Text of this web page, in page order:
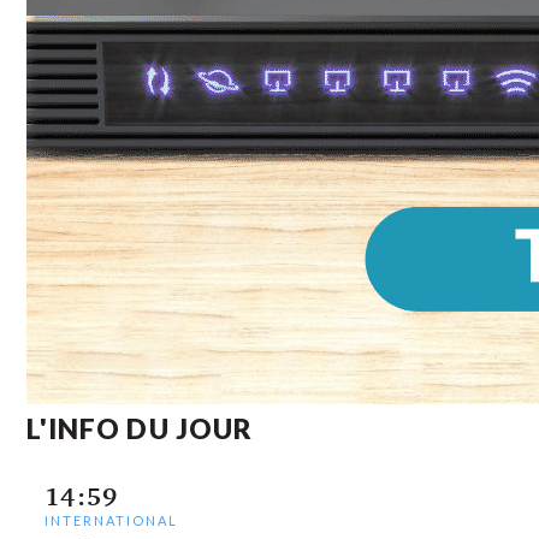
L'INFO DU JOUR
14:59
INTERNATIONAL